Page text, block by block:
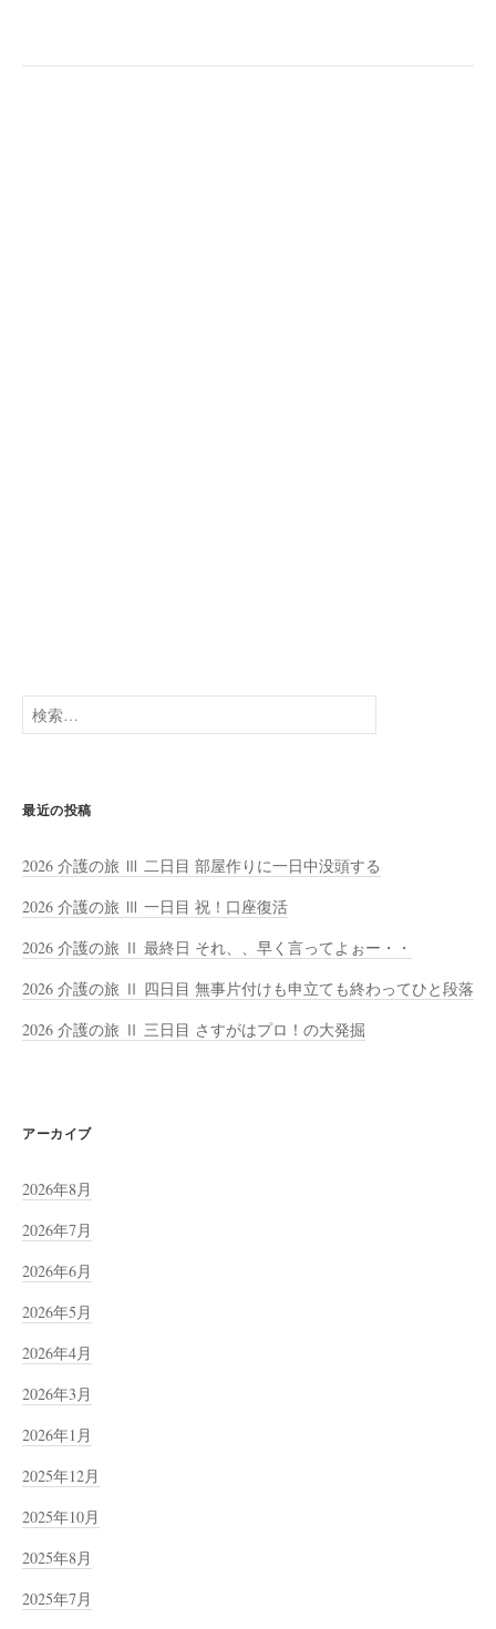
検
索:
最近の投稿
2026 介護の旅 Ⅲ 二日目 部屋作りに一日中没頭する
2026 介護の旅 Ⅲ 一日目 祝！口座復活
2026 介護の旅 Ⅱ 最終日 それ、、早く言ってよぉー・・
2026 介護の旅 Ⅱ 四日目 無事片付けも申立ても終わってひと段落
2026 介護の旅 Ⅱ 三日目 さすがはプロ！の大発掘
アーカイブ
2026年8月
2026年7月
2026年6月
2026年5月
2026年4月
2026年3月
2026年1月
2025年12月
2025年10月
2025年8月
2025年7月